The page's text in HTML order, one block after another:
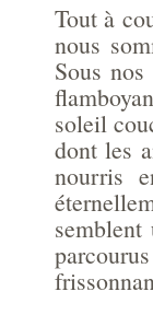
Tout à
nous
Sous
soleil
dont les
nourris